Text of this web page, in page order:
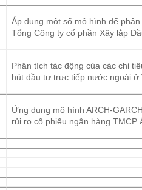
Áp dụng một số mô hình để
Tổng Công ty cổ phần Xây lắp
Phân tích tác động của các chỉ
hút đầu tư trực tiếp nước ngoài ở
Ứng dụng mô hình ARCH-
rủi ro cổ phiếu ngân hàng TMCP